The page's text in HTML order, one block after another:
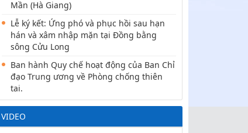
Mần (Hà Giang)
Lễ ký kết: Ứng phó và phục hồi sau hạn
hán và xâm nhập mặn tại Đồng bằng
sông Cửu Long
Ban hành Quy chế hoạt động của Ban Chỉ
đạo Trung ương về Phòng chống thiên
tai.
VIDEO